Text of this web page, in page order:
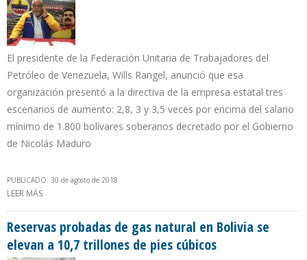
El presidente de la Federación Unitaria de Trabajadores del
Petróleo de Venezuela, Wills Rangel, anunció que esa
organización presentó a la directiva de la empresa estatal tres
escenarios de aumento: 2,8, 3 y 3,5 veces por encima del salario
mínimo de 1.800 bolívares soberanos decretado por el Gobierno
de Nicolás Maduro
PUBLICADO: 30 de agosto de 2018
LEER MÁS
Reservas probadas de gas natural en Bolivia se
elevan a 10,7 trillones de pies cúbicos